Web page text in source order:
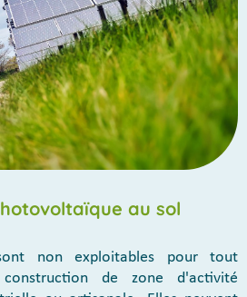
au sol
non exploitables pour tout
de zone d'activité